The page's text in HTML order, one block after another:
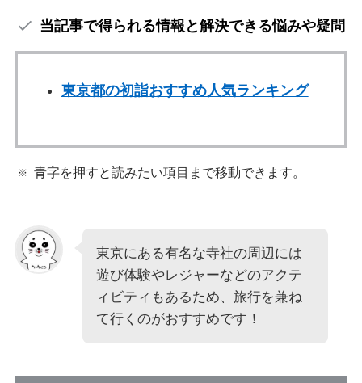
当記事で得られる情報と解決できる悩みや疑問
東京都の初詣おすすめ人気ランキング
青字を押すと読みたい項目まで移動できます。
東京にある有名な寺社の周辺には
遊び体験やレジャーなどのアクテ
ィビティもあるため、旅行を兼ね
て行くのがおすすめです！